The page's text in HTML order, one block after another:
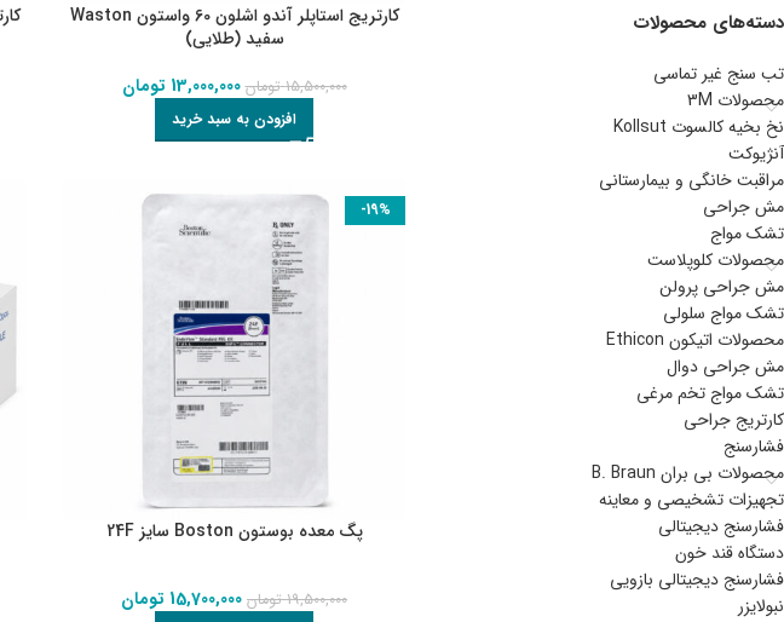
دسته‌های محصولات
تب سنج غیر تماسی
محصولات 3M
نخ بخیه کالسوت Kollsut
آنژیوکت
مراقبت خانگی و بیمارستانی
مش جراحی
تشک مواج
محصولات کلوپلاست
مش جراحی پرولن
تشک مواج سلولی
محصولات اتیکون Ethicon
مش جراحی دوال
تشک مواج تخم مرغی
کارتریج جراحی
فشارسنج
محصولات بی بران B. Braun
تجهیزات تشخیصی و معاینه
فشارسنج دیجیتالی
دستگاه قند خون
فشارسنج دیجیتالی بازویی
نبولایزر
کارتریج استاپلر آندو اشلون 60 واستون Waston
سفید (طلایی)
15,500,000 تومان 13,000,000 تومان
افزودن به سبد خرید
-19%
پگ معده بوستون Boston سایز 24F
19,500,000 تومان 15,700,000 تومان